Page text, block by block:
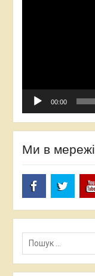
00:00
Ми в мережі
Пошук: